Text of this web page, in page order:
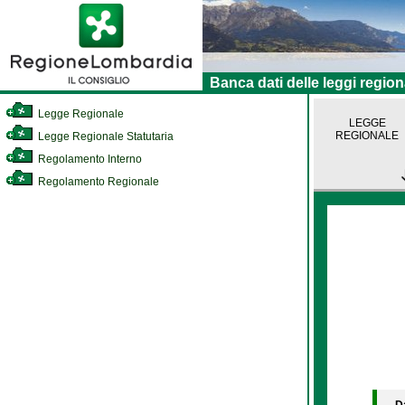
Banca dati delle leggi
Legge Regionale
Legge Regionale Statutaria
Regolamento Interno
Regolamento Regionale
LEGGE
REGIONALE